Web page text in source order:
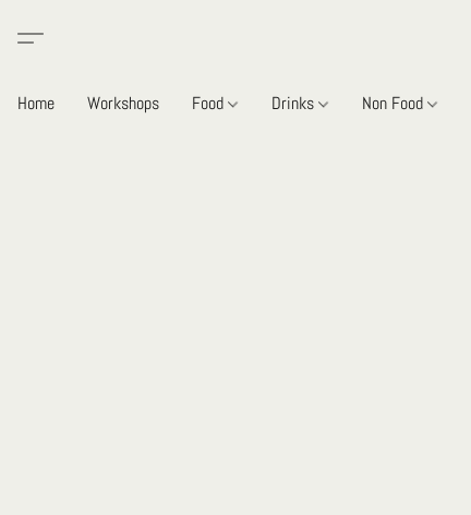
Home Workshops Food Drinks Non Food